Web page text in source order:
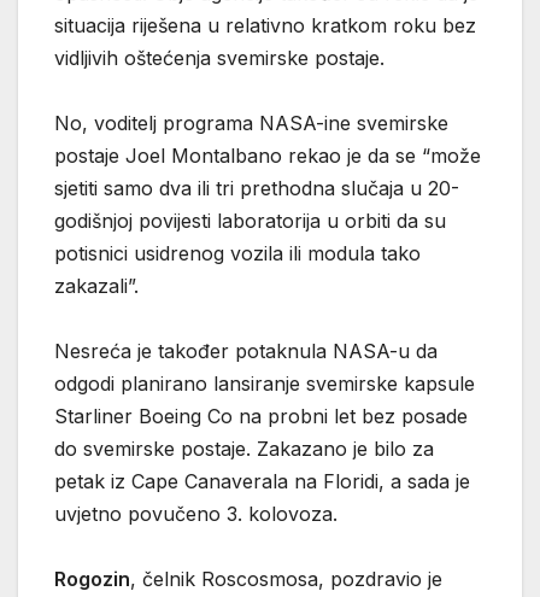
situacija riješena u relativno kratkom roku bez
vidljivih oštećenja svemirske postaje.
No, voditelj programa NASA-ine svemirske
postaje Joel Montalbano rekao je da se “može
sjetiti samo dva ili tri prethodna slučaja u 20-
godišnjoj povijesti laboratorija u orbiti da su
potisnici usidrenog vozila ili modula tako
zakazali”.
Nesreća je također potaknula NASA-u da
odgodi planirano lansiranje svemirske kapsule
Starliner Boeing Co na probni let bez posade
do svemirske postaje. Zakazano je bilo za
petak iz Cape Canaverala na Floridi, a sada je
uvjetno povučeno 3. kolovoza.
Rogozin, čelnik Roscosmosa, pozdravio je